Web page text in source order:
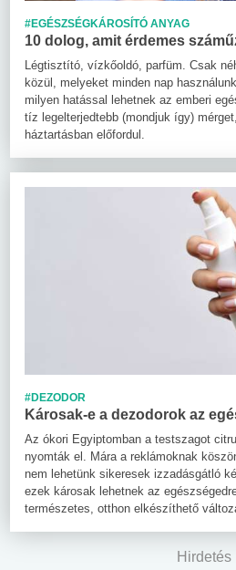
#EGÉSZSÉGKÁROSÍTÓ ANYAG
10 dolog, amit érdemes
Légtisztító, vízkőoldó, parfüm. Csak
közül, melyeket minden nap
milyen hatással lehetnek az emberi
tíz legelterjedtebb (mondjuk így)
háztartásban előfordul.
#DEZODOR
Károsak-e a dezodorok az
Az ókori Egyiptomban a testszagot
nyomták el. Mára a reklámoknak
nem lehetünk sikeresek izzadásgátló
ezek károsak lehetnek az
természetes, otthon elkészíthető
Hirdetés